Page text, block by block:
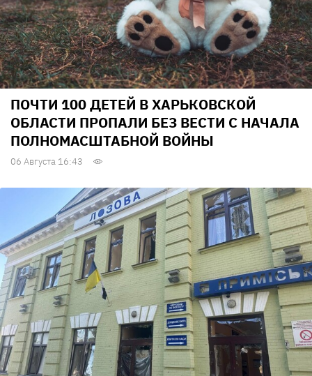
ПОЧТИ 100 ДЕТЕЙ В ХАРЬКОВСКОЙ
ОБЛАСТИ ПРОПАЛИ БЕЗ ВЕСТИ С НАЧАЛА
ПОЛНОМАСШТАБНОЙ ВОЙНЫ
06 Августа 16:43